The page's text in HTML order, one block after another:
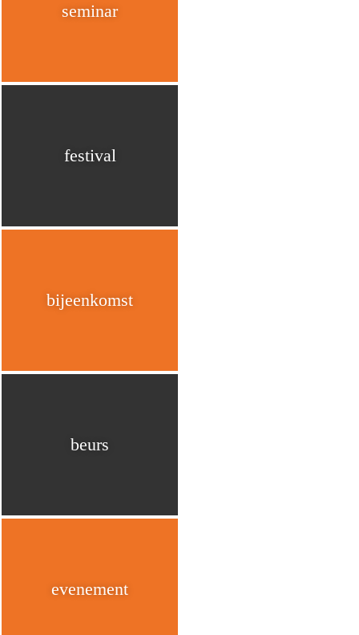
seminar
festival
bijeenkomst
beurs
evenement